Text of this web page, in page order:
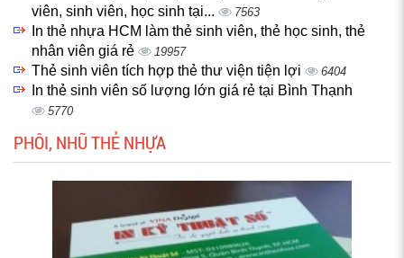
viên, sinh viên, học sinh tại...
7563
In thẻ nhựa HCM làm thẻ sinh viên, thẻ học sinh, thẻ
nhân viên giá rẻ
19957
Thẻ sinh viên tích hợp thẻ thư viện tiện lợi 6404
In thẻ sinh viên số lượng lớn giá rẻ tại Bình Thạnh
5770
PHÔI, NHŨ THẺ NHỰA